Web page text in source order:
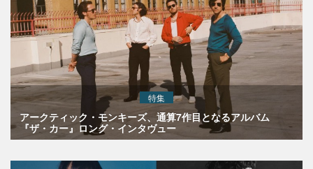
特集
アークティック・モンキーズ、通算7作目となるアルバム
『ザ・カー』ロング・インタヴュー